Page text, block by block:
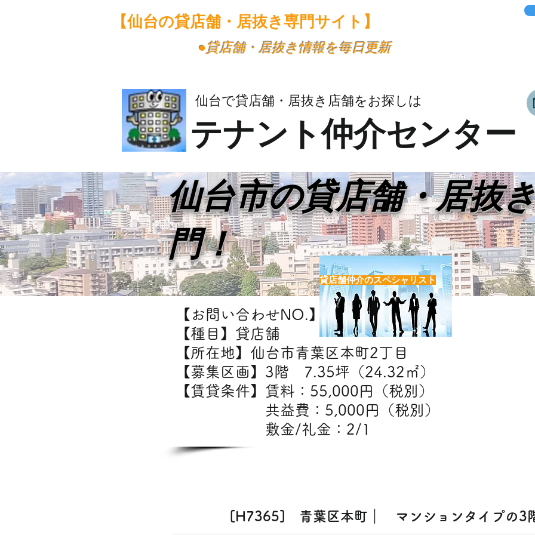
【仙台の貸店舗・居抜き専門サイト】
​●貸店舗・居抜き情報を毎日更新
仙台で貸店舗・居抜き店舗をお探しは
テナント仲介センター
【お問い合わせNO.】H7365
【種目】貸店舗
【所在地】仙台市青葉区本町2丁目
【募集区画】3階 7.35坪（24.32㎡）
【賃貸条件】賃料：55,000円（税別）
共益費：5,000円（税別）
敷金/礼金：2/1
[H7365] 青葉区本町｜ マンションタイプの3
仙台市の貸店舗・居抜
門！
貸店舗仲介のスペシャリスト